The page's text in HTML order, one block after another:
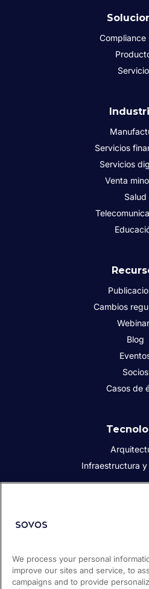
Compliance
Servicios
Servicios
Venta
Salud
Cambios
Blog
Socios
Casos de
Infraestructura
Prensa
We process your personal
improve our sites and service, to
campaigns and to provide